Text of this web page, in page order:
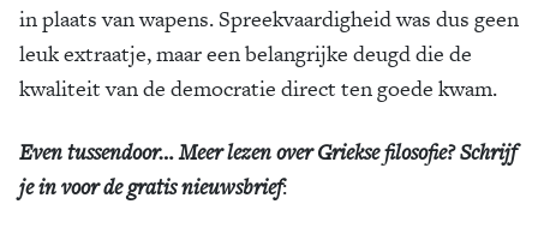
in plaats van wapens. Spreekvaardigheid was dus geen
leuk extraatje, maar een belangrijke deugd die de
kwaliteit van de democratie direct ten goede kwam.
Even tussendoor… Meer lezen over Griekse filosofie? Schrijf
je in voor de gratis nieuwsbrief: